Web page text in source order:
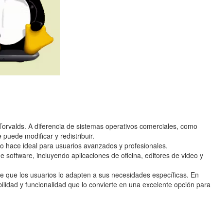
A diferencia de sistemas operativos comerciales, como
modificar y redistribuir.
hace ideal para usuarios avanzados y profesionales.
software, incluyendo aplicaciones de oficina, editores de video y
que los usuarios lo adapten a sus necesidades específicas. En
y funcionalidad que lo convierte en una excelente opción para